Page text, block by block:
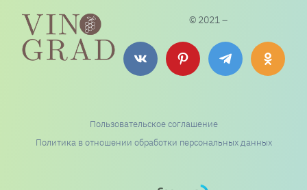
© 2021 –
Пользовательское соглашение
Политика в отношении обработки персональных данных